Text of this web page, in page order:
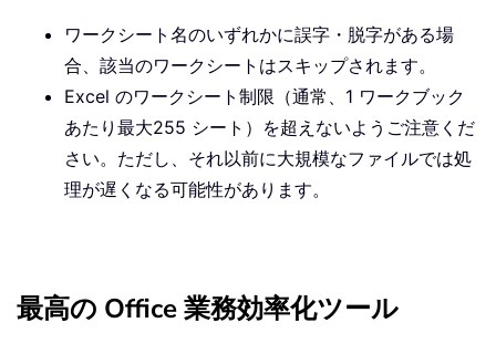
ワークシート名のいずれかに誤字・脱字がある場
合、該当のワークシートはスキップされます。
Excel のワークシート制限（通常、1 ワークブック
あたり最大255 シート）を超えないようご注意くだ
さい。ただし、それ以前に大規模なファイルでは処
理が遅くなる可能性があります。
最高の Office 業務効率化ツール